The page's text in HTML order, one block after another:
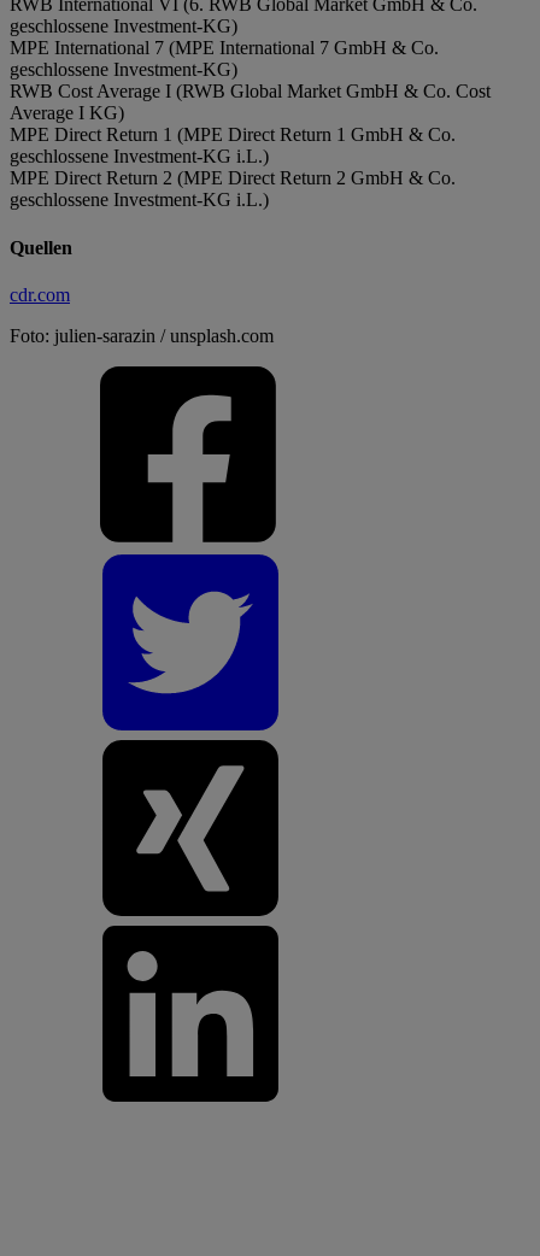
RWB International VI (6. RWB Global Market GmbH & Co.
geschlossene Investment-KG)
MPE International 7 (MPE International 7 GmbH & Co.
geschlossene Investment-KG)
RWB Cost Average I (RWB Global Market GmbH & Co. Cost
Average I KG)
MPE Direct Return 1 (MPE Direct Return 1 GmbH & Co.
geschlossene Investment-KG i.L.)
MPE Direct Return 2 (MPE Direct Return 2 GmbH & Co.
geschlossene Investment-KG i.L.)
Quellen
cdr.com
Foto: julien-sarazin / unsplash.com